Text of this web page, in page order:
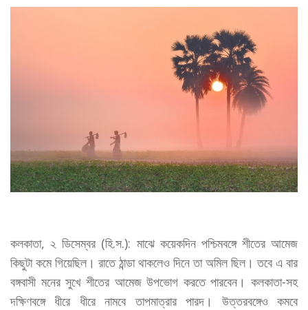
কলকাতা, ২ ডিসেম্বর (হি.স.): মাঝে কয়েকদিন পশ্চিমবঙ্গে শীতের আমেজ
কিছুটা কমে গিয়েছিল। রাতে ঠান্ডা থাকলেও দিনে তা অমিল ছিল। তবে এ বার
বঙ্গবাসী মনের সুখে শীতের আমেজ উপভোগ করতে পারবেন। কলকাতা-সহ
দক্ষিণবঙ্গে ধীরে ধীরে নামবে তাপমাত্রার পারদ। উত্তরবঙ্গেও কমবে